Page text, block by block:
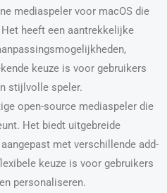
mediaspeler voor macOS die
heeft een aantrekkelijke
keuze is voor gebruikers
stijlvolle speler.
open-source mediaspeler die
Het biedt uitgebreide
met verschillende add-
keuze is voor gebruikers
personaliseren.